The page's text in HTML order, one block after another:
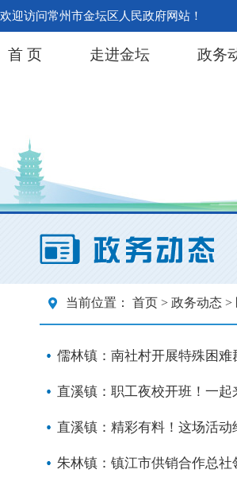
欢迎访问常州市金坛区人民政府网站！
首 页 走进金坛 政务
当前位置： 首页 > 政务动态 >
儒林镇：南社村开展特殊困难
直溪镇：职工夜校开班！一起
直溪镇：精彩有料！这场活动
朱林镇：镇江市供销合作总